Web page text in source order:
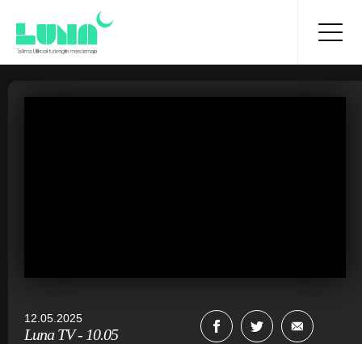
12.05.2025
Luna TV - 10.05